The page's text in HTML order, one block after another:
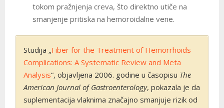
tokom pražnjenja creva, što direktno utiče na
smanjenje pritiska na hemoroidalne vene.
Studija „Fiber for the Treatment of Hemorrhoids
Complications: A Systematic Review and Meta
Analysis“, objavljena 2006. godine u časopisu The
American Journal of Gastroenterology, pokazala je da
suplementacija vlaknima značajno smanjuje rizik od